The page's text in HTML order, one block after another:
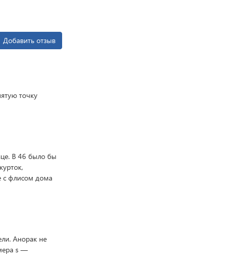
Добавить отзыв
точку
В 46 было бы
с флисом дома
Анорак не
s —